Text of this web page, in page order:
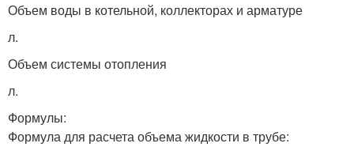
Объем воды в котельной, коллекторах и арматуре
л.
Объем системы отопления
л.
Формулы:
Формула для расчета объема жидкости в трубе: